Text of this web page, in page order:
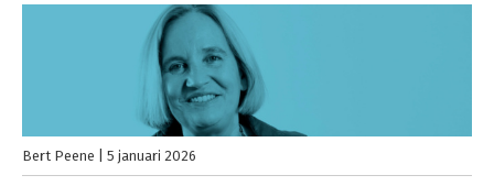
Bert Peene 5 januari 2026